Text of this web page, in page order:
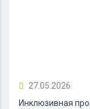
27.05.2026
Инклюзивная